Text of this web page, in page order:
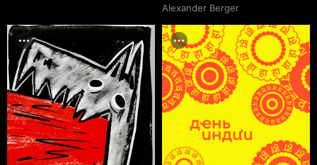
Alexander Berger